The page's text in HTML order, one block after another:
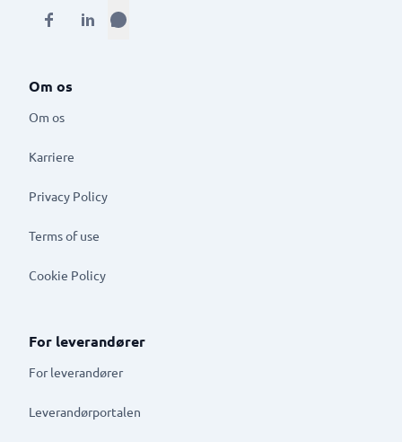
Om os
Om os
Karriere
Privacy Policy
Terms of use
Cookie Policy
For leverandører
For leverandører
Leverandørportalen